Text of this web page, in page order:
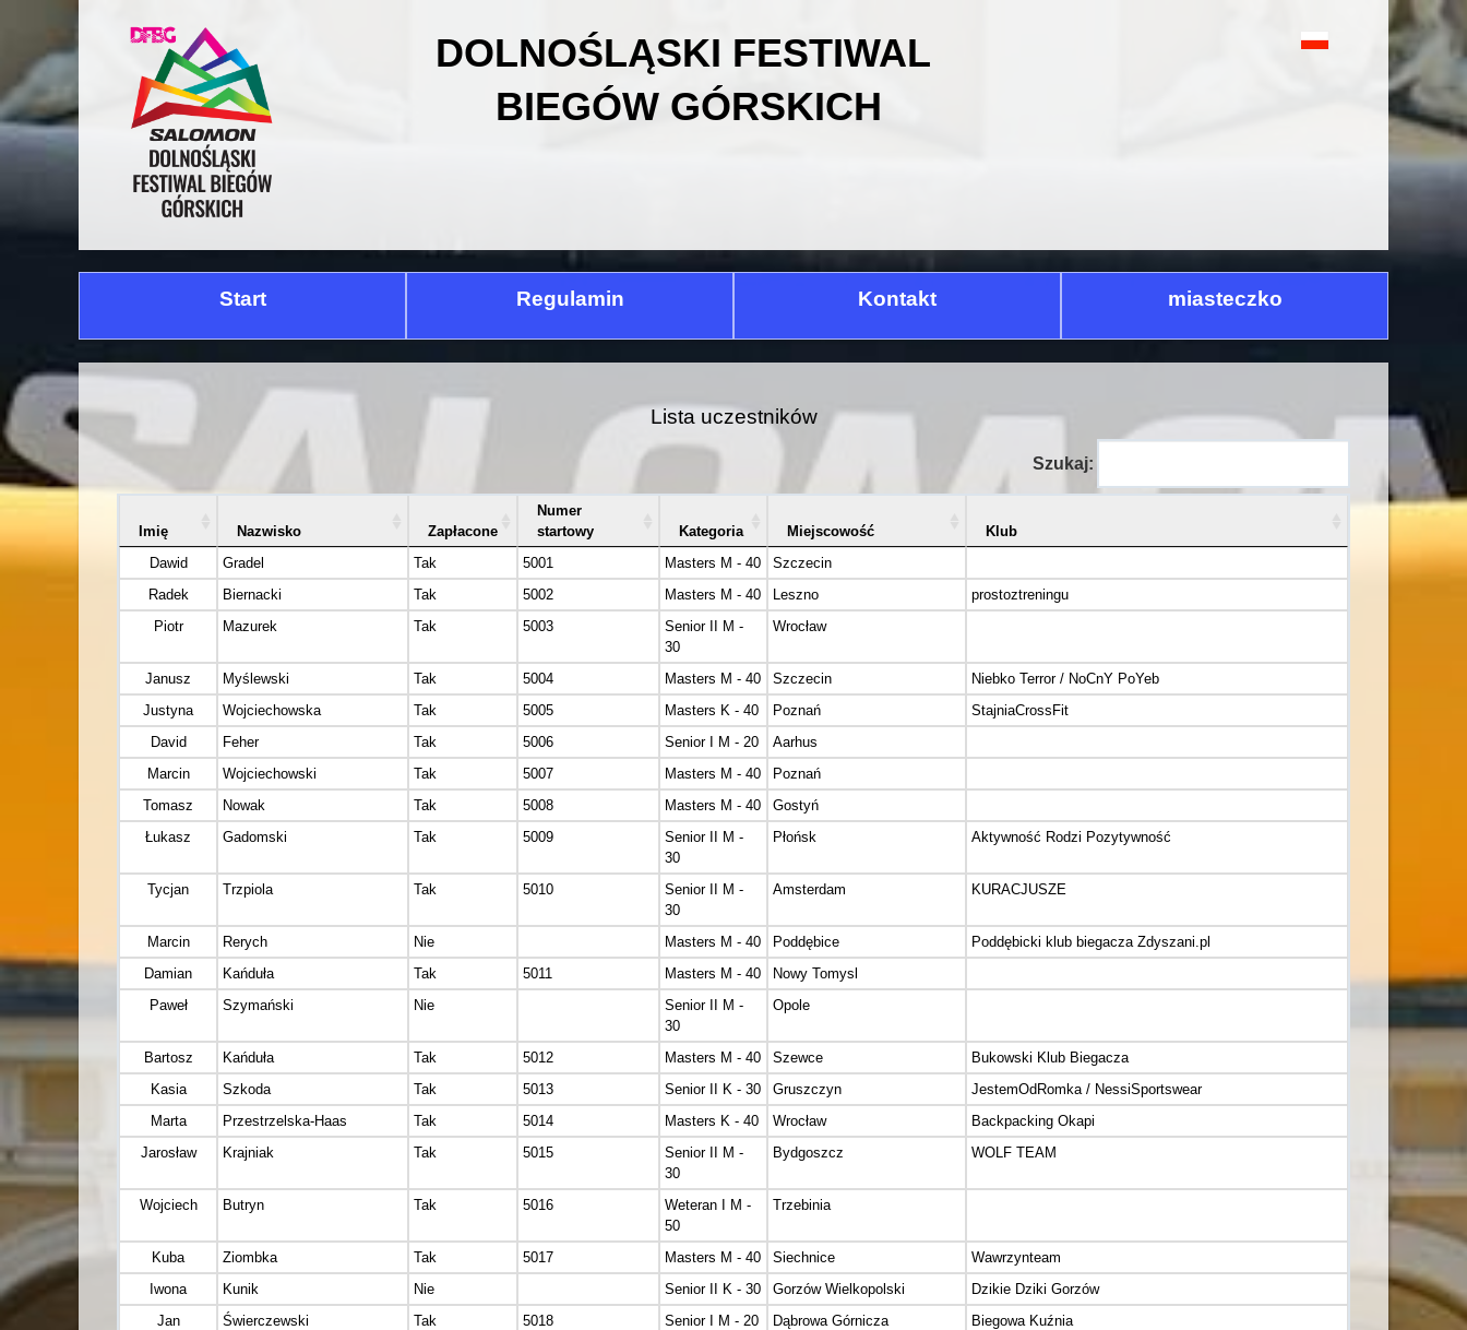
DOLNOŚLĄSKI FESTIWAL
BIEGÓW GÓRSKICH
Start Regulamin Kontakt miasteczko
Lista uczestników
Szukaj:
Imię Nazwisko Zapłacone
Numer
startowy
Kategoria Miejscowość
Klub
Dawid
Gradel Tak 5001 Masters M - 40
Szczecin
Radek
Biernacki Tak 5002 Masters M - 40 Leszno
prostoztreningu
Piotr
Mazurek Tak 5003
Senior II M -
30
Wrocław
Janusz Myślewski Tak 5004 Masters M - 40 Szczecin
Niebko Terror / NoCnY PoYeb
Justyna
Wojciechowska Tak 5005 Masters K - 40 Poznań
StajniaCrossFit
David
Feher Tak 5006 Senior I M - 20
Aarhus
Marcin
Wojciechowski Tak 5007 Masters M - 40
Poznań
Tomasz
Nowak Tak 5008 Masters M - 40
Gostyń
Łukasz
Gadomski Tak 5009
Senior II M -
30
Płońsk Aktywność Rodzi Pozytywność
Tycjan Trzpiola Tak 5010
Senior II M -
30
Amsterdam KURACJUSZE
Marcin Rerych Nie Masters M - 40 Poddębice
Poddębicki klub biegacza Zdyszani.pl
Damian
Kańduła Tak 5011 Masters M - 40
Nowy Tomysl
Paweł
Szymański Nie
Senior II M -
30
Opole
Bartosz Kańduła Tak 5012 Masters M - 40 Szewce
Bukowski Klub Biegacza
Kasia
Szkoda Tak 5013 Senior II K - 30 Gruszczyn
JestemOdRomka / NessiSportswear
Marta
Przestrzelska-Haas Tak 5014 Masters K - 40 Wrocław
Backpacking Okapi
Jarosław
Krajniak Tak 5015
Senior II M -
30
Bydgoszcz WOLF TEAM
Wojciech Butryn Tak 5016
Weteran I M -
50
Trzebinia
Kuba Ziombka Tak 5017 Masters M - 40 Siechnice
Wawrzynteam
Iwona
Kunik Nie Senior II K - 30 Gorzów Wielkopolski
Dzikie Dziki Gorzów
Jan
Świerczewski Tak 5018 Senior I M - 20 Dąbrowa Górnicza
Biegowa Kuźnia